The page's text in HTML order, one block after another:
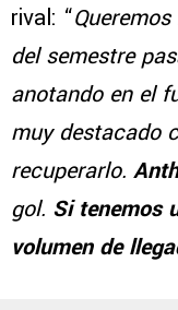
rival: “
del semestre
anotando en el
muy destacado
recuperarlo.
gol. Si tenemos
volumen de